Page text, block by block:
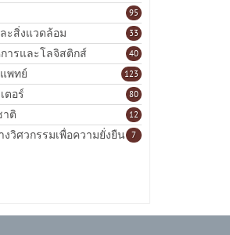
95
33
ะสิ่งแวดล้อม
40
ารและโลจิสติกส์
123
พทย์
80
ตอร์
12
ติ
7
วิศวกรรมเพื่อความยั่งยืน